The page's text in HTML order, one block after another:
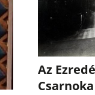
Az
Csarnoka